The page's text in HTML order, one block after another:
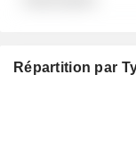
Répartition par